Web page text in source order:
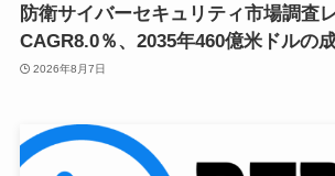
防衛サイバーセキュリティ市場調査
CAGR8.0％、2035年460億米ドルの
2026年8月7日